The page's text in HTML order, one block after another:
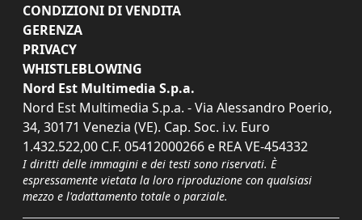
CONDIZIONI DI VENDITA
GERENZA
PRIVACY
WHISTLEBLOWING
Nord Est Multimedia S.p.a.
Nord Est Multimedia S.p.a. - Via Alessandro Poerio,
34, 30171 Venezia (VE). Cap. Soc. i.v. Euro
1.432.522,00 C.F. 05412000266 e REA VE-454332
I diritti delle immagini e dei testi sono riservati. È
espressamente vietata la loro riproduzione con qualsiasi
mezzo e l'adattamento totale o parziale.